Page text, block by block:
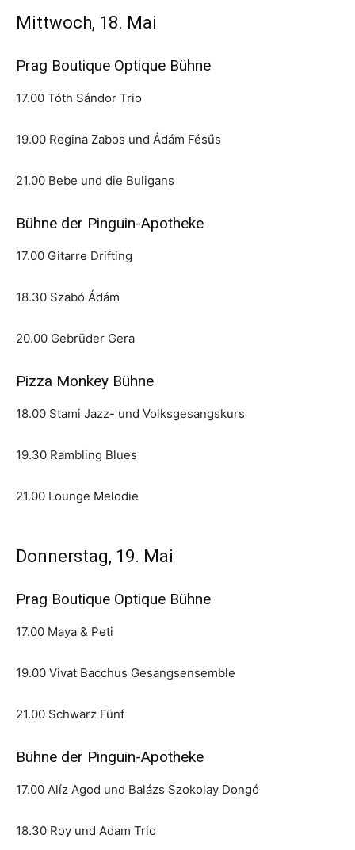
Mittwoch, 18. Mai
Prag Boutique Optique Bühne
17.00 Tóth Sándor Trio
19.00 Regina Zabos und Ádám Fésűs
21.00 Bebe und die Buligans
Bühne der Pinguin-Apotheke
17.00 Gitarre Drifting
18.30 Szabó Ádám
20.00 Gebrüder Gera
Pizza Monkey Bühne
18.00 Stami Jazz- und Volksgesangskurs
19.30 Rambling Blues
21.00 Lounge Melodie
Donnerstag, 19. Mai
Prag Boutique Optique Bühne
17.00 Maya & Peti
19.00 Vivat Bacchus Gesangsensemble
21.00 Schwarz Fünf
Bühne der Pinguin-Apotheke
17.00 Alíz Agod und Balázs Szokolay Dongó
18.30 Roy und Adam Trio